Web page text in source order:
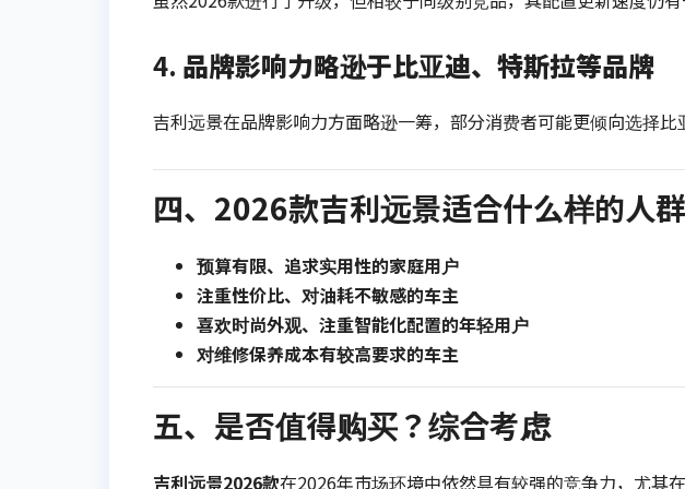
4. 品牌影响力略逊于比亚迪、特斯拉等品牌
吉利远景在品牌影响力方面略逊一筹，部分消费者可能更倾向选择比
四、2026款吉利远景适合什么样的人
预算有限、追求实用性的家庭用户
注重性价比、对油耗不敏感的车主
喜欢时尚外观、注重智能化配置的年轻用户
对维修保养成本有较高要求的车主
五、是否值得购买？综合考虑
吉利远景2026款在2026年市场环境中依然具有较强的竞争力，尤其